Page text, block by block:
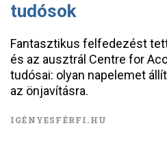
tudósok
Fantasztikus felfedezést
és az ausztrál Centre for
tudósai: olyan napelemet
az önjavításra.
IGÉNYESFÉRFI.HU